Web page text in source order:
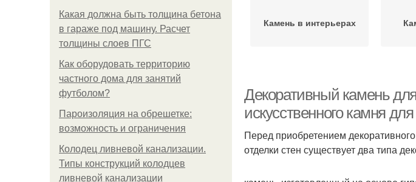
Какая должна быть толщина бетона
в гараже под машину. Расчет
толщины слоев ПГС
Как оборудовать территорию
частного дома для занятий
футболом?
Пароизоляция на обрешетке:
возможность и ограничения
Колодец ливневой канализации.
Типы конструкций колодцев
ливневой канализации
Камень в интерьерах
Камень для внутренних
работ
Декоративный камень
искусственного камня
Перед приобретением
отделки стен существует два типа